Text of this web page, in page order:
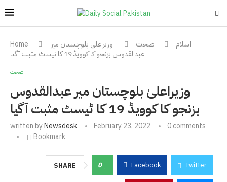
Home اسلام صحت
وزیراعلیٰ بلوچستان میر
عبدالقدوس بزنجو کا کوویڈ 19 کا ٹیسٹ مثبت آگیا
صحت
وزیراعلیٰ بلوچستان میر عبدالقدوس
بزنجو کا کوویڈ 19 کا ٹیسٹ مثبت آگیا
written byNewsdesk February 23, 2022
0 comments
Bookmark
SHARE 0 Facebook Twitter